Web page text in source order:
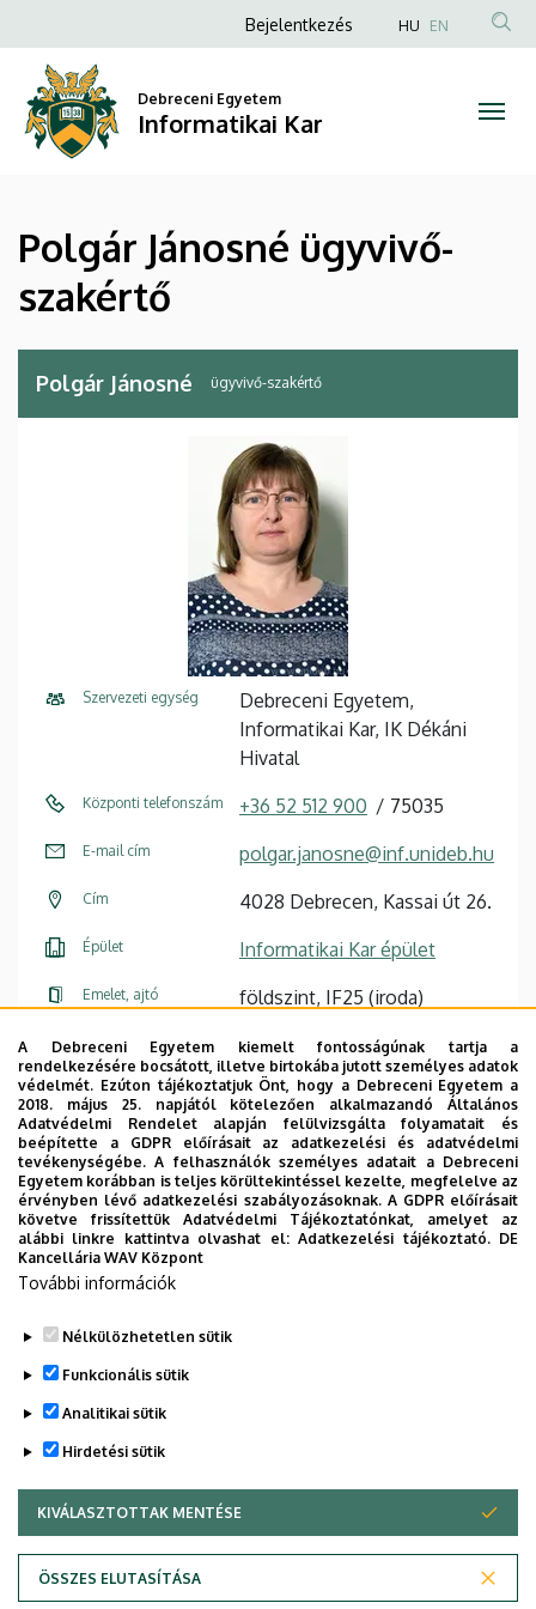
Jánosné
ügyvivő-
szakértő
Informatikai
Kar
a
tartalomra
Anonim
fiók
menüje
Bejelentkezés HU EN
Debreceni Egyetem
Informatikai Kar
Polgár Jánosné ügyvivő-
szakértő
Polgár Jánosné ügyvivő-szakértő
Szervezeti egység
Debreceni Egyetem,
Informatikai Kar, IK Dékáni
Hivatal
Központi telefonszám +36 52 512 900 75035
E-mail cím polgar.janosne@inf.unideb.hu
Cím 4028 Debrecen, Kassai út 26.
Épület Informatikai Kar épület
Emelet, ajtó földszint, IF25 (iroda)
Weboldal
Szervezeti weboldal
Weboldal
Fogadóóra
Hétfő-Csütörtök 9:00 - 11:30
Péntek 9:00 - 11:00
Letölthető dokumentumok
Legutóbbi frissítés: 2023. 02. 15. 15:01
Adatvédelem
A Debreceni Egyetem kiemelt fontosságúnak tartja a
rendelkezésére bocsátott, illetve birtokába jutott személyes adatok
védelmét. Ezúton tájékoztatjuk Önt, hogy a Debreceni Egyetem a
2018. május 25. napjától kötelezően alkalmazandó Általános
Adatvédelmi Rendelet alapján felülvizsgálta folyamatait és
beépítette a GDPR előírásait az adatkezelési és adatvédelmi
tevékenységébe. A felhasználók személyes adatait a Debreceni
Egyetem korábban is teljes körültekintéssel kezelte, megfelelve az
érvényben lévő adatkezelési szabályozásoknak. A GDPR előírásait
követve frissítettük Adatvédelmi Tájékoztatónkat, amelyet az
alábbi linkre kattintva olvashat el:Adatkezelési tájékoztató. DE
Kancellária WAV Központ
További információk
Nélkülözhetetlen sütik
Funkcionális sütik
Analitikai sütik
Hirdetési sütik
KIVÁLASZTOTTAK MENTÉSE
ÖSSZES ELUTASÍTÁSA
WITHDRAW CONSENT